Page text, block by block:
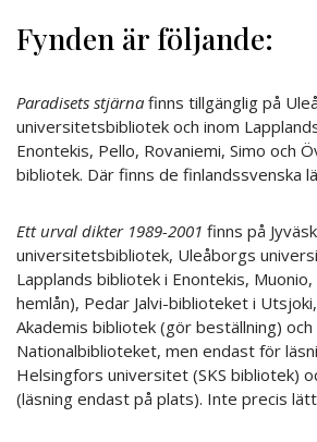
Fynden är följande:
Paradisets stjärna finns tillgänglig på
universitetsbibliotek och inom
Enontekis, Pello, Rovaniemi, Simo och
bibliotek. Där finns de finlandssvenska
Ett urval dikter 1989-2001 finns på
universitetsbibliotek, Uleåborgs
Lapplands bibliotek i Enontekis,
hemlån), Pedar Jalvi-biblioteket i
Akademis bibliotek (gör beställning) och
Nationalbiblioteket, men endast för
Helsingfors universitet (SKS bibliotek)
(läsning endast på plats). Inte precis